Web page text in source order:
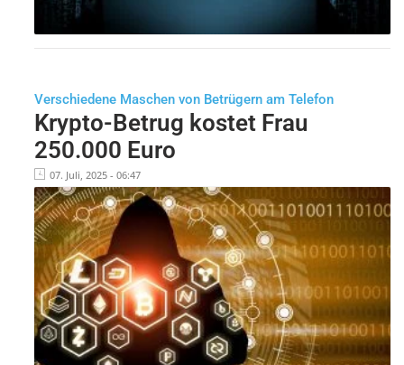
Verschiedene Maschen von Betrügern am Telefon
Krypto-Betrug kostet Frau
250.000 Euro
07. Juli, 2025 - 06:47